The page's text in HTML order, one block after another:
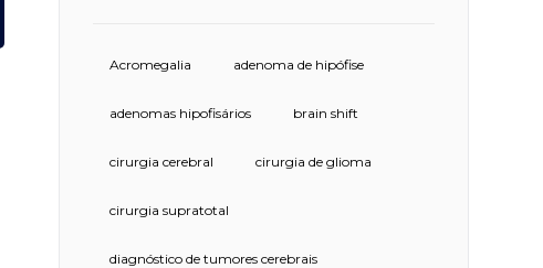
Acromegalia adenoma de hipófise
adenomas hipofisários brain shift
cirurgia cerebral cirurgia de glioma
cirurgia supratotal
diagnóstico de tumores cerebrais